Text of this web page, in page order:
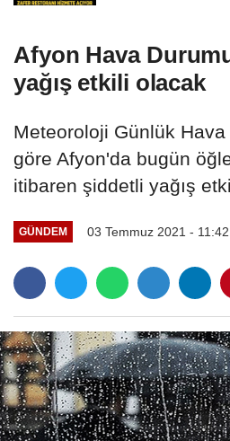
Afyon Hava
yağış etkili olacak
Meteoroloji Günlük
göre Afyon'da bugün
itibaren şiddetli yağış
GÜNDEM 03 Temmuz 2021 - 11:42